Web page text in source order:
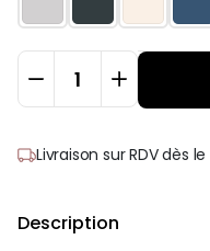
Livraison sur RDVdès le
Description